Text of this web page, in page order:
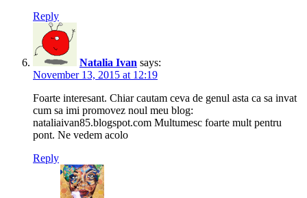
Reply
Natalia Ivan says:
November 13, 2015 at 12:19
Foarte interesant. Chiar cautam ceva de genul asta ca sa invat
cum sa imi promovez noul meu blog:
nataliaivan85.blogspot.com Multumesc foarte mult pentru
pont. Ne vedem acolo
Reply